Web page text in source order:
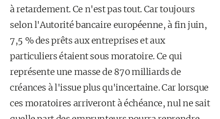
à retardement. Ce n'est pas tout. Car toujours
se­lon l'Autorité bancaire européenne, à fin juin,
7,5 % des prêts aux entreprises et aux
particuliers étaient sous moratoire. Ce qui
représente une masse de 870 milliards de
créances à l'issue plus qu'incertaine. Car lorsque
ces moratoires arriveront à échéance, nul ne sait